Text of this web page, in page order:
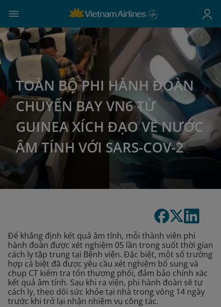
TOÀN BỘ PHI HÀNH ĐOÀN
CHUYẾN BAY VN6 TỪ
GUINEA XÍCH ĐẠO VỀ NƯỚC
ÂM TÍNH VỚI SARS-COV-2
Để khẳng định kết quả âm tính, mỗi thành viên phi
hành đoàn được xét nghiệm 05 lần trong suốt thời gian
cách ly tập trung tại Bệnh viện. Đặc biệt, một số trường
hợp cá biệt đã được yêu cầu xét nghiệm bổ sung và
chụp CT kiểm tra tổn thương phổi, đảm bảo chính xác
kết quả âm tính. Sau khi ra viện, phi hành đoàn sẽ tự
cách ly, theo dõi sức khỏe tại nhà trong vòng 14 ngày
trước khi trở lại nhận nhiệm vụ công tác.